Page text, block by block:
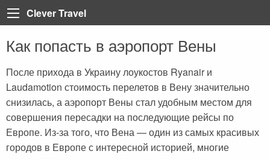
Back
Турция
Back
Анталия
Алания
Мармарис
Кемер
Египет
Back
Марса Алам
Шарм-эль-Шейх
Хургада
Iberotel Costa Mares
Доминикана
Греция
Back
Пелопоннес
Крит
Санторини
Закинф (Закинтос)
Back
Тенерифе
Коста Брава
Ибица
Майорка
Back
Неаполь
Рим
Сардиния
Витербо
Back
Лазурный берег
Париж
Корсика
Back
Тбилиси
Back
Мадейра
Back
Таиланд
Вьетнам
Катар
Бали
Back
Все статьи
Египет
ОАЭ
Регистрация на рейс
Back
Болгария
Греция
Грузия
Доминикана
Back
Турция
Египет
Clever Travel
Как попасть в аэропорт Вены
После прихода в Украину лоукостов Ryanair и
Laudamotion стоимость перелетов в Вену значительно
снизилась, а аэропорт Вены стал удобным местом для
совершения пересадки на последующие рейсы по
Европе. Из-за того, что Вена — один из самых красивых
городов в Европе с интересной историей, многие